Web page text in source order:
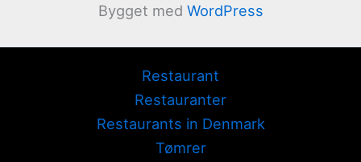
Bygget med WordPress
Restaurant
Restauranter
Restaurants in Denmark
Tømrer